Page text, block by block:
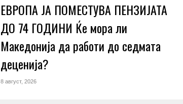
ЕВРОПА ЈА ПОМЕСТУВА ПЕНЗИЈАТА
ДО 74 ГОДИНИ Ќе мора ли
Македонија да работи до седмата
деценија?
8 август, 2026